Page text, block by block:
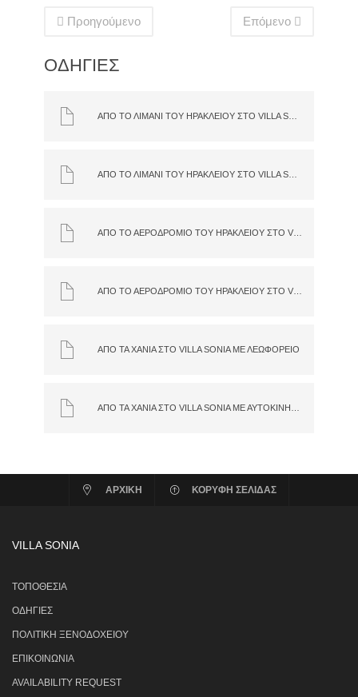
Προηγούμενο Επόμενο
ΟΔΗΓΙΕΣ
ΑΠΌ ΤΑ ΧΑΝΙΆ ΣΤΟ VILLA SONIA ΜΕ ΛΕΩΦΟΡΕΊΟ
ΑΡΧΙΚΗ ΚΟΡΥΦΗ ΣΕΛΙΔΑΣ
VILLA SONIA
ΤΟΠΟΘΕΣΙΑ
ΟΔΗΓΙΕΣ
ΠΟΛΙΤΙΚΗ ΞΕΝΟΔΟΧΕΙΟΥ
ΕΠΙΚΟΙΝΩΝΙΑ
AVAILABILITY REQUEST